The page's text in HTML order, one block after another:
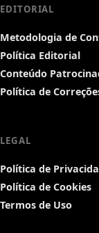
EDITORIAL
Metodologia de
Política Editorial
Conteúdo
Política de
LEGAL
Política de
Política de Cookies
Termos de Uso